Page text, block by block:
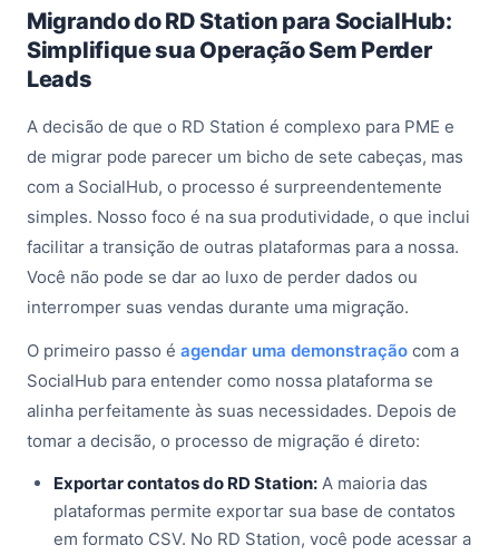
Migrando do RD Station para SocialHub:
Simplifique sua Operação Sem Perder
Leads
A decisão de que o RD Station é complexo para PME e
de migrar pode parecer um bicho de sete cabeças, mas
com a SocialHub, o processo é surpreendentemente
simples. Nosso foco é na sua produtividade, o que inclui
facilitar a transição de outras plataformas para a nossa.
Você não pode se dar ao luxo de perder dados ou
interromper suas vendas durante uma migração.
O primeiro passo é agendar uma demonstração com a
SocialHub para entender como nossa plataforma se
alinha perfeitamente às suas necessidades. Depois de
tomar a decisão, o processo de migração é direto:
Exportar contatos do RD Station: A maioria das
plataformas permite exportar sua base de contatos
em formato CSV. No RD Station, você pode acessar a